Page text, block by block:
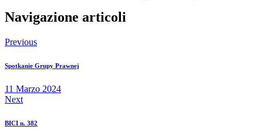
Navigazione articoli
Previous
Spotkanie Grupy Prawnej
11 Marzo 2024
Next
BICI n. 382